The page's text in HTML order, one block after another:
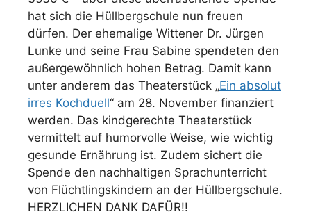
hat sich die Hüllbergschule nun freuen
dürfen. Der ehemalige Wittener Dr. Jürgen
Lunke und seine Frau Sabine spendeten den
außergewöhnlich hohen Betrag. Damit kann
unter anderem das Theaterstück „Ein absolut
irres Kochduell“ am 28. November finanziert
werden. Das kindgerechte Theaterstück
vermittelt auf humorvolle Weise, wie wichtig
gesunde Ernährung ist. Zudem sichert die
Spende den nachhaltigen Sprachunterricht
von Flüchtlingskindern an der Hüllbergschule.
HERZLICHEN DANK DAFÜR!!